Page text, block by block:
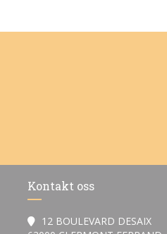
Kontakt oss
12 BOULEVARD DESAIX